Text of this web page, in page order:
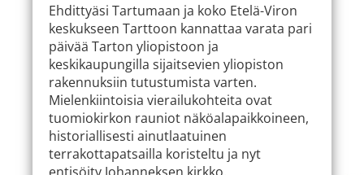
Ehdittyäsi Tartumaan ja koko Etelä-Viron
keskukseen Tarttoon kannattaa varata pari
päivää Tarton yliopistoon ja
keskikaupungilla sijaitsevien yliopiston
rakennuksiin tutustumista varten.
Mielenkiintoisia vierailukohteita ovat
tuomiokirkon rauniot näköalapaikkoineen,
historiallisesti ainutlaatuinen
terrakottapatsailla koristeltu ja nyt